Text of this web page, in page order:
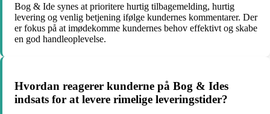
Bog & Ide synes at prioritere hurtig tilbagemelding, hurtig
levering og venlig betjening ifølge kundernes kommentarer. Der
er fokus på at imødekomme kundernes behov effektivt og skabe
en god handleoplevelse.
Hvordan reagerer kunderne på Bog & Ides
indsats for at levere rimelige leveringstider?